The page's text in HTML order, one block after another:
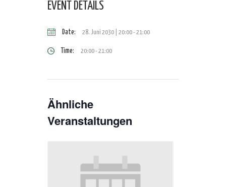
EVENT DETAILS
Date: 28. Juni 2030 | 20:00-21:00
Time: 20:00 - 21:00
Ähnliche
Veranstaltungen